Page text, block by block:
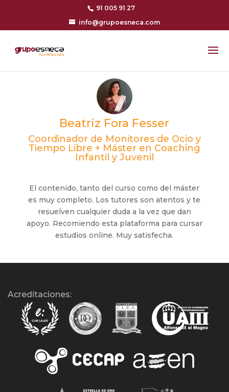
91 005 91 27
info@grupoesneca.com
Beatriz Fora Fesser
Coordinador de Monitores de Ocio y
Tiempo Libre + Máster en Coaching
Infantil y Juvenil
El contenido, tanto del curso como del máster
es muy completo. Los tutores son atentos y te
resuelven cualquier duda a la vez que dan
apoyo. Recomiendo esta plataforma para cursar
estudios online. Muy satisfecha.
Acreditaciones: